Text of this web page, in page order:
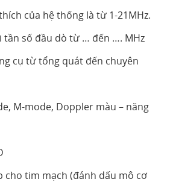
của hệ thống là từ 1-21MHz.
tần số đầu dò từ … đến …. MHz
cụ từ tổng quát đến chuyên
M-mode, Doppler màu – năng
cho tim mạch (đánh dấu mô cơ